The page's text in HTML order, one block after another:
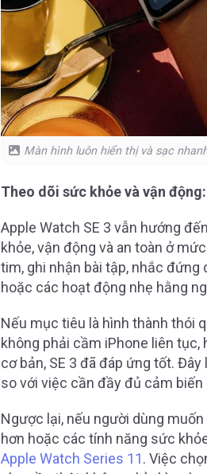
Màn hình luôn hiển thị và sạc
Theo dõi sức khỏe và vận
Apple Watch SE 3 vẫn hướng
khỏe, vận động và an toàn ở
tim, ghi nhận bài tập, nhắc đứng
hoặc các hoạt động nhẹ hằng
Nếu mục tiêu là hình thành thói
không phải cầm iPhone liên
cơ bản, SE 3 đã đáp ứng tốt.
so với việc cần đầy đủ cảm biến
Ngược lại, nếu người dùng
hơn hoặc các tính năng sức
Apple Watch Series 11. Việc